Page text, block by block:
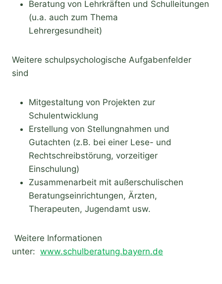
Beratung von Lehrkräften und Schulleitungen
(u.a. auch zum Thema
Lehrergesundheit)
Weitere schulpsychologische Aufgabenfelder
sind
Mitgestaltung von Projekten zur
Schulentwicklung
Erstellung von Stellungnahmen und
Gutachten (z.B. bei einer Lese- und
Rechtschreibstörung, vorzeitiger
Einschulung)
Zusammenarbeit mit außerschulischen
Beratungseinrichtungen, Ärzten,
Therapeuten, Jugendamt usw.
Weitere Informationen
unter: www.schulberatung.bayern.de